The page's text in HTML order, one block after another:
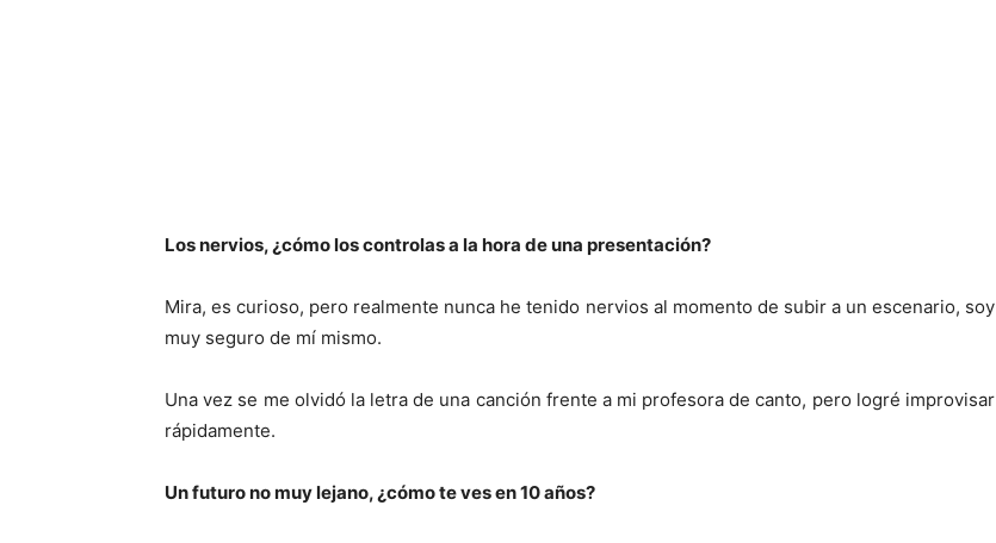
Los nervios, ¿cómo los controlas a la hora de una presentación?
Mira, es curioso, pero realmente nunca he tenido nervios al momento de subir a un escenario, soy
muy seguro de mí mismo.
Una vez se me olvidó la letra de una canción frente a mi profesora de canto, pero logré improvisar
rápidamente.
Un futuro no muy lejano, ¿cómo te ves en 10 años?